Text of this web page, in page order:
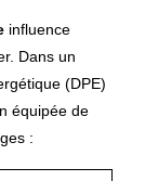
influence
Dans un
(DPE)
équipée de
: